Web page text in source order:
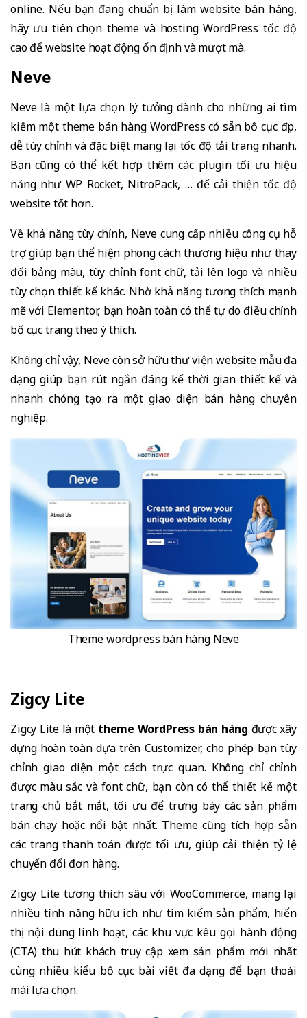
online. Nếu bạn đang chuẩn bị làm website bán hàng,
hãy ưu tiên chọn theme và hosting WordPress tốc độ
cao để website hoạt động ổn định và mượt mà.
Neve
Neve là một lựa chọn lý tưởng dành cho những ai tìm
kiếm một theme bán hàng WordPress có sẵn bố cục đẹp,
dễ tùy chỉnh và đặc biệt mang lại tốc độ tải trang nhanh.
Bạn cũng có thể kết hợp thêm các plugin tối ưu hiệu
năng như WP Rocket, NitroPack, … để cải thiện tốc độ
website tốt hơn.
Về khả năng tùy chỉnh, Neve cung cấp nhiều công cụ hỗ
trợ giúp bạn thể hiện phong cách thương hiệu như thay
đổi bảng màu, tùy chỉnh font chữ, tải lên logo và nhiều
tùy chọn thiết kế khác. Nhờ khả năng tương thích mạnh
mẽ với Elementor, bạn hoàn toàn có thể tự do điều chỉnh
bố cục trang theo ý thích.
Không chỉ vậy, Neve còn sở hữu thư viện website mẫu đa
dạng giúp bạn rút ngắn đáng kể thời gian thiết kế và
nhanh chóng tạo ra một giao diện bán hàng chuyên
nghiệp.
Theme wordpress bán hàng Neve
Zigcy Lite
Zigcy Lite là một theme WordPress bán hàng được xây
dựng hoàn toàn dựa trên Customizer, cho phép bạn tùy
chỉnh giao diện một cách trực quan. Không chỉ chỉnh
được màu sắc và font chữ, bạn còn có thể thiết kế một
trang chủ bắt mắt, tối ưu để trưng bày các sản phẩm
bán chạy hoặc nổi bật nhất. Theme cũng tích hợp sẵn
các trang thanh toán được tối ưu, giúp cải thiện tỷ lệ
chuyển đổi đơn hàng.
Zigcy Lite tương thích sâu với WooCommerce, mang lại
nhiều tính năng hữu ích như tìm kiếm sản phẩm, hiển
thị nội dung linh hoạt, các khu vực kêu gọi hành động
(CTA) thu hút khách truy cập xem sản phẩm mới nhất
cùng nhiều kiểu bố cục bài viết đa dạng để bạn thoải
mái lựa chọn.